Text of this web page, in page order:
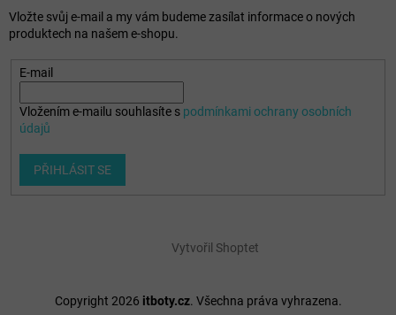
Vložte svůj e-mail a my vám budeme zasílat informace o nových
produktech na našem e-shopu.
E-mail
Vložením e-mailu souhlasíte s podmínkami ochrany osobních
údajů
PŘIHLÁSIT SE
Vytvořil Shoptet
Copyright 2026 itboty.cz. Všechna práva vyhrazena.